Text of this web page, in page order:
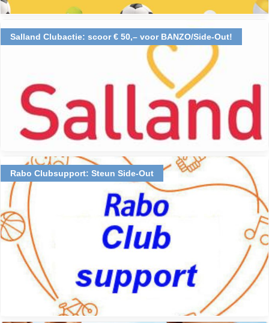
Salland Clubactie: scoor € 50,– voor BANZO/Side-Out!
Rabo Clubsupport: Steun Side-Out